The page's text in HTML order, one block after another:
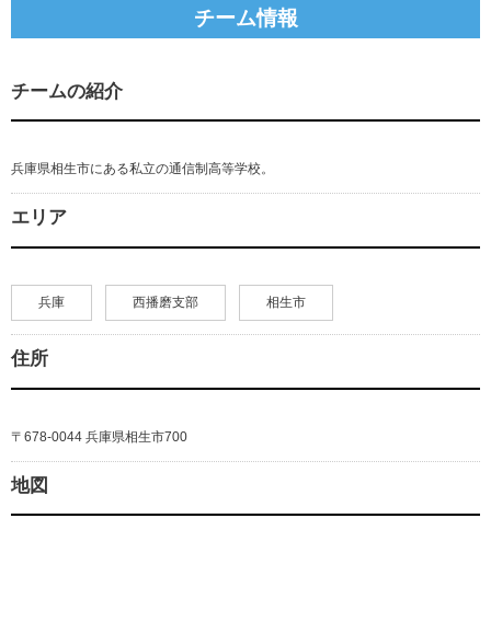
チーム情報
チームの紹介
兵庫県相生市にある私立の通信制高等学校。
エリア
兵庫 西播磨支部 相生市
住所
〒678-0044 兵庫県相生市700
地図